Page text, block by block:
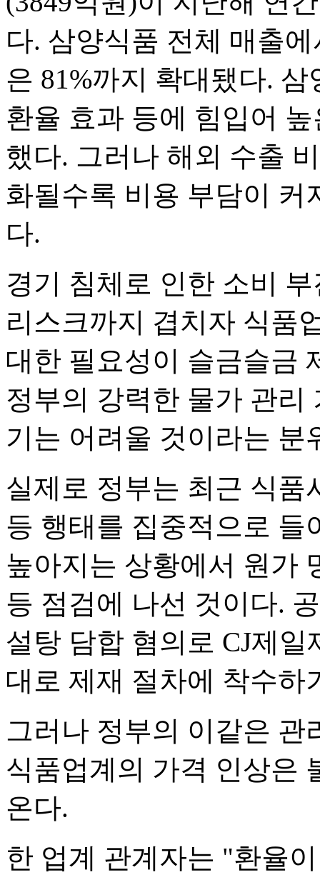
다. 삼양식품 전체 매출
은 81%까지 확대됐다.
환율 효과 등에 힘입어
했다. 그러나 해외 수출
화될수록 비용 부담이 커
다.
경기 침체로 인한 소비
리스크까지 겹치자 식품
대한 필요성이 슬금슬금
정부의 강력한 물가 관리
기는 어려울 것이라는 분
실제로 정부는 최근 식품
등 행태를 집중적으로 들
높아지는 상황에서 원가
등 점검에 나선 것이다.
설탕 담합 혐의로 CJ제일
대로 제재 절차에 착수하
그러나 정부의 이같은 관
식품업계의 가격 인상은
온다.
한 업계 관계자는 "환율